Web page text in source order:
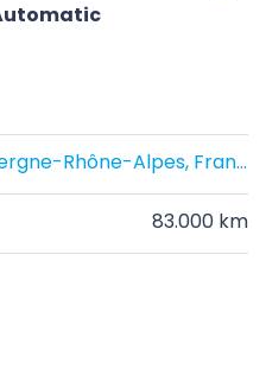
Valence, Auvergne-Rhône-Alpes, France
83.000 km